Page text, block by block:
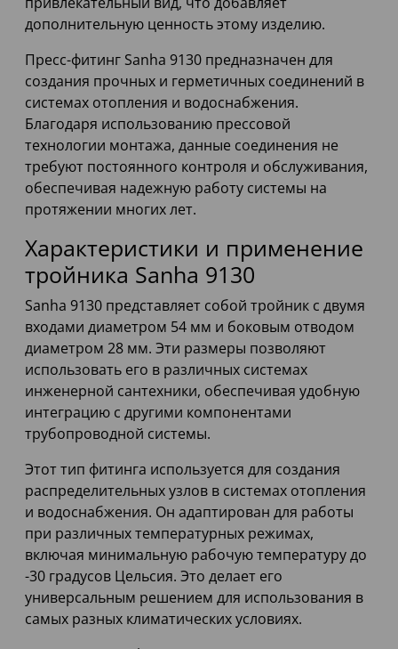
дополнительную ценность этому изделию.
Пресс-фитинг Sanha 9130 предназначен для
создания прочных и герметичных соединений в
системах отопления и водоснабжения.
Благодаря использованию прессовой
технологии монтажа, данные соединения не
требуют постоянного контроля и обслуживания,
обеспечивая надежную работу системы на
протяжении многих лет.
Характеристики и применение
тройника Sanha 9130
Sanha 9130 представляет собой тройник с двумя
входами диаметром 54 мм и боковым отводом
диаметром 28 мм. Эти размеры позволяют
использовать его в различных системах
инженерной сантехники, обеспечивая удобную
интеграцию с другими компонентами
трубопроводной системы.
Этот тип фитинга используется для создания
распределительных узлов в системах отопления
и водоснабжения. Он адаптирован для работы
при различных температурных режимах,
включая минимальную рабочую температуру до
-30 градусов Цельсия. Это делает его
универсальным решением для использования в
самых разных климатических условиях.